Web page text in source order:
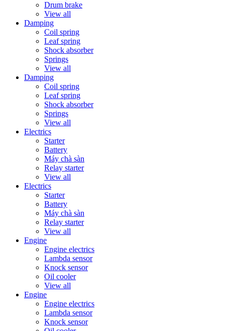
Drum brake
View all
Damping
Coil spring
Leaf spring
Shock absorber
Springs
View all
Damping
Coil spring
Leaf spring
Shock absorber
Springs
View all
Electrics
Starter
Battery
Máy chà sàn
Relay starter
View all
Electrics
Starter
Battery
Máy chà sàn
Relay starter
View all
Engine
Engine electrics
Lambda sensor
Knock sensor
Oil cooler
View all
Engine
Engine electrics
Lambda sensor
Knock sensor